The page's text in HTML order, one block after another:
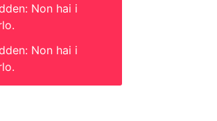
Non hai i
Non hai i